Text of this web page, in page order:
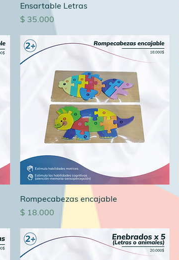
Ensartable Letras
Precio
$ 35.000
Rompecabezas encajable
Precio
$ 18.000